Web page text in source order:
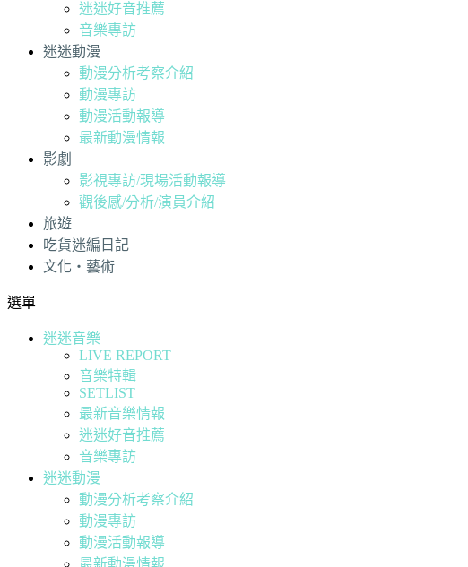
迷迷好音推薦
音樂專訪
迷迷動漫
動漫分析考察介紹
動漫專訪
動漫活動報導
最新動漫情報
影劇
影視專訪/現場活動報導
觀後感/分析/演員介紹
旅遊
吃貨迷編日記
文化・藝術
選單
迷迷音樂
LIVE REPORT
音樂特輯
SETLIST
最新音樂情報
迷迷好音推薦
音樂專訪
迷迷動漫
動漫分析考察介紹
動漫專訪
動漫活動報導
最新動漫情報